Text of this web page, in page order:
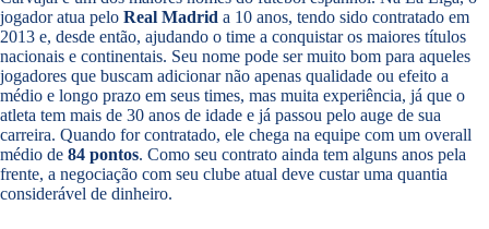
jogador atua pelo Real Madrid a 10 anos, tendo sido contratado em
2013 e, desde então, ajudando o time a conquistar os maiores títulos
nacionais e continentais. Seu nome pode ser muito bom para aqueles
jogadores que buscam adicionar não apenas qualidade ou efeito a
médio e longo prazo em seus times, mas muita experiência, já que o
atleta tem mais de 30 anos de idade e já passou pelo auge de sua
carreira. Quando for contratado, ele chega na equipe com um overall
médio de 84 pontos. Como seu contrato ainda tem alguns anos pela
frente, a negociação com seu clube atual deve custar uma quantia
considerável de dinheiro.